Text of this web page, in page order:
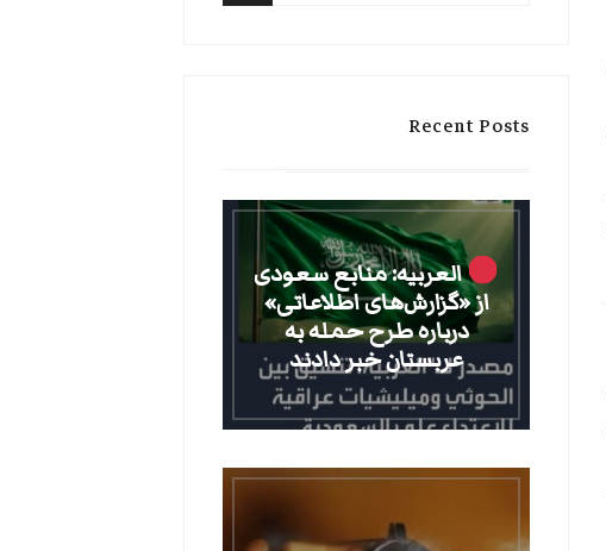
Recent Posts
العربیه: منابع سعودی
از «گزارش‌های اطلاعاتی»
درباره طرح حمله به
عربستان خبر دادند